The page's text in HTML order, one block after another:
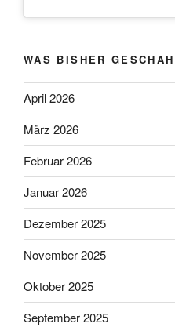
WAS BISHER GESCHAH
April 2026
März 2026
Februar 2026
Januar 2026
Dezember 2025
November 2025
Oktober 2025
September 2025